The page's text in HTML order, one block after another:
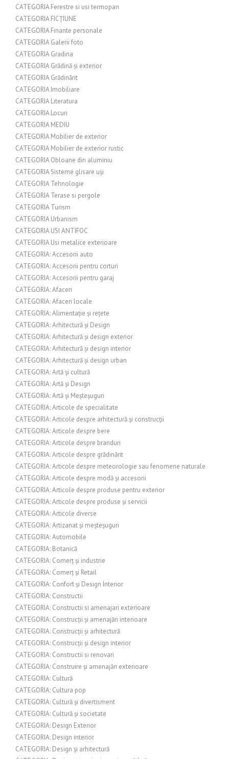
CATEGORIA Ferestre si usi termopan
CATEGORIA FICȚIUNE
CATEGORIA Finante personale
CATEGORIA Galerii foto
CATEGORIA Gradina
CATEGORIA Grădină și exterior
CATEGORIA Grădinărit
CATEGORIA Imobiliare
CATEGORIA Literatura
CATEGORIA Locuri
CATEGORIA MEDIU
CATEGORIA Mobilier de exterior
CATEGORIA Mobilier de exterior rustic
CATEGORIA Obloane din aluminiu
CATEGORIA Sisteme glisare uși
CATEGORIA Tehnologie
CATEGORIA Terase si pergole
CATEGORIA Turism
CATEGORIA Urbanism
CATEGORIA USI ANTIFOC
CATEGORIA Usi metalice exterioare
CATEGORIA: Accesorii auto
CATEGORIA: Accesorii pentru corturi
CATEGORIA: Accesorii pentru garaj
CATEGORIA: Afaceri
CATEGORIA: Afaceri locale
CATEGORIA: Alimentație și rețete
CATEGORIA: Arhitectură și Design
CATEGORIA: Arhitectură și design exterior
CATEGORIA: Arhitectură și design interior
CATEGORIA: Arhitectură și design urban
CATEGORIA: Artă și cultură
CATEGORIA: Artă și Design
CATEGORIA: Artă și Meșteșuguri
CATEGORIA: Articole de specialitate
CATEGORIA: Articole despre arhitectură și construcții
CATEGORIA: Articole despre bere
CATEGORIA: Articole despre branduri
CATEGORIA: Articole despre grădinărit
CATEGORIA: Articole despre meteorologie sau fenomene naturale
CATEGORIA: Articole despre modă și accesorii
CATEGORIA: Articole despre produse pentru exterior
CATEGORIA: Articole despre produse și servicii
CATEGORIA: Articole diverse
CATEGORIA: Artizanat și meșteșuguri
CATEGORIA: Automobile
CATEGORIA: Botanică
CATEGORIA: Comerț și industrie
CATEGORIA: Comerț și Retail
CATEGORIA: Confort și Design Interior
CATEGORIA: Constructii
CATEGORIA: Constructii si amenajari exterioare
CATEGORIA: Construcții și amenajări interioare
CATEGORIA: Construcții și arhitectură
CATEGORIA: Construcții și design interior
CATEGORIA: Constructii si renovari
CATEGORIA: Construire și amenajări exterioare
CATEGORIA: Cultură
CATEGORIA: Cultura pop
CATEGORIA: Cultură și divertisment
CATEGORIA: Cultură și societate
CATEGORIA: Design Exterior
CATEGORIA: Design interior
CATEGORIA: Design și arhitectură